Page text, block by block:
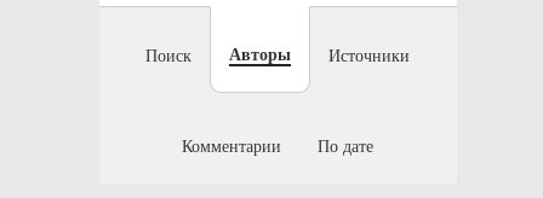
Поиск Авторы Источники
Комментарии По дате